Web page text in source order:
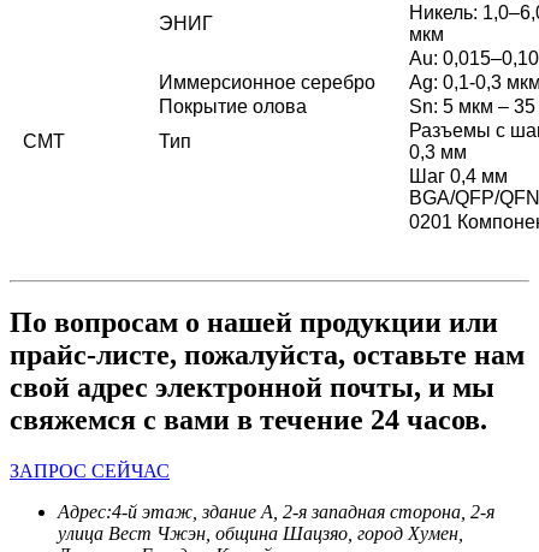
ЭНИГ
Никель:
мкм
Au:
Иммерсионное серебро
Ag: 0,1-0,3
Покрытие олова
Sn: 5 мкм –
СМТ
Тип
Разъемы с
0,3 мм
Шаг 0,4 мм
BGA/QFP/QFN
0201
По вопросам о нашей продукции или
прайс-листе, пожалуйста, оставьте нам
свой адрес электронной почты, и мы
свяжемся с вами в течение 24 часов.
ЗАПРОС СЕЙЧАС
Адрес:4-й этаж, здание А, 2-я западная сторона, 2-я
улица Вест Чжэн, община Шацзяо, город Хумен,